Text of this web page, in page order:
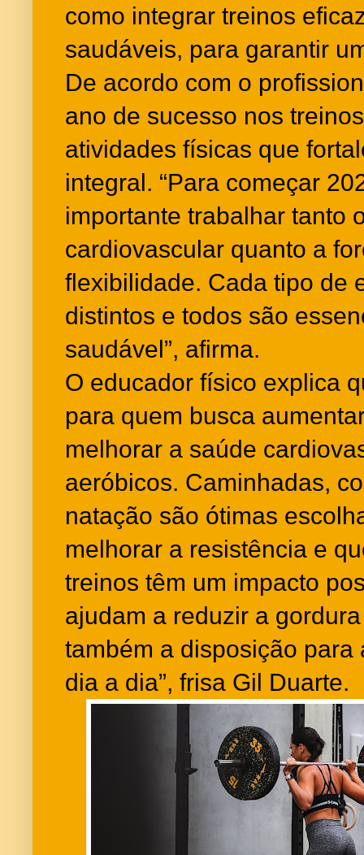
como integrar treinos
saudáveis, para garantir
De acordo com o
ano de sucesso nos
atividades físicas que
integral. “Para começar
importante trabalhar tanto
cardiovascular quanto a
flexibilidade. Cada tipo de
distintos e todos são
saudável”, afirma.
O educador físico explica
para quem busca
melhorar a saúde
aeróbicos. Caminhadas,
natação são ótimas
melhorar a resistência e
treinos têm um impacto
ajudam a reduzir a
também a disposição
dia a dia”, frisa Gil Duarte.